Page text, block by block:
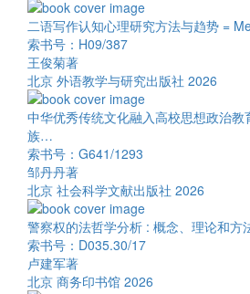
二语写作认知心理研究方法与趋势 =
索书号：H09/387
王俊菊著
北京 外语教学与研究出版社 2026
中华优秀传统文化融入高校思想政治
族…
索书号：G641/1293
邹丹丹著
北京 社会科学文献出版社 2026
警察权的法哲学分析 : 概念、理论和方
索书号：D035.30/17
卢建军著
北京 商务印书馆 2026